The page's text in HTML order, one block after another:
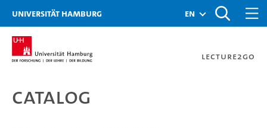
Zu den Filtern
Zur Metanavigation
Zur Hauptnavigation
Zur Suche
Zum Inhalt
Zum Seitenfuss
Universität Hamburg en
Lecture2Go
Catalog
Catalog